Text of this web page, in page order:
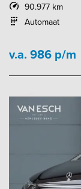
90.977 km
Automaat
v.a. 986 p/m